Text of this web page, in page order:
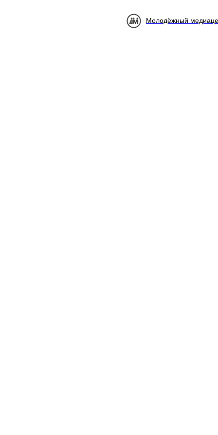
Молодёжный